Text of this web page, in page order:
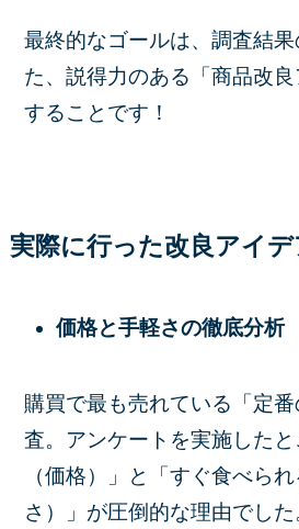
最終的なゴールは、調査結
た、説得力のある「商品改
することです！
実際に行った改良アイ
価格と手軽さの徹底分析
購買で最も売れている「定
査。アンケートを実施した
（価格）」と「すぐ食べら
さ）」が圧倒的な理由でし